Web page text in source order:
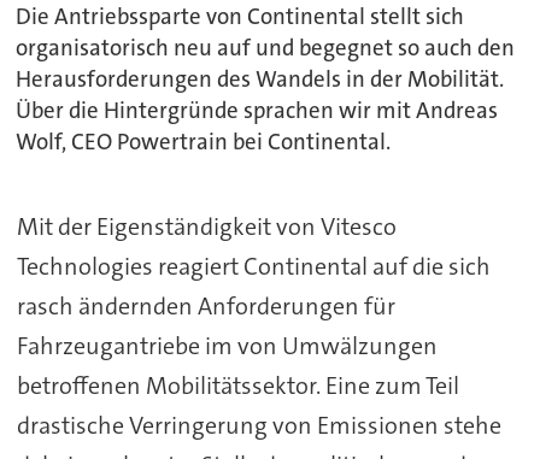
Die Antriebssparte von Continental stellt sich
organisatorisch neu auf und begegnet so auch den
Herausforderungen des Wandels in der Mobilität.
Über die Hintergründe sprachen wir mit Andreas
Wolf, CEO Powertrain bei Continental.
Mit der Eigenständigkeit von Vitesco
Technologies reagiert Continental auf die sich
rasch ändernden Anforderungen für
Fahrzeugantriebe im von Umwälzungen
betroffenen Mobilitätssektor. Eine zum Teil
drastische Verringerung von Emissionen stehe